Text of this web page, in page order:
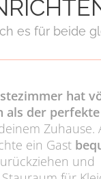
es für beide
hat
als der
Zuhause.
ein Gast
und